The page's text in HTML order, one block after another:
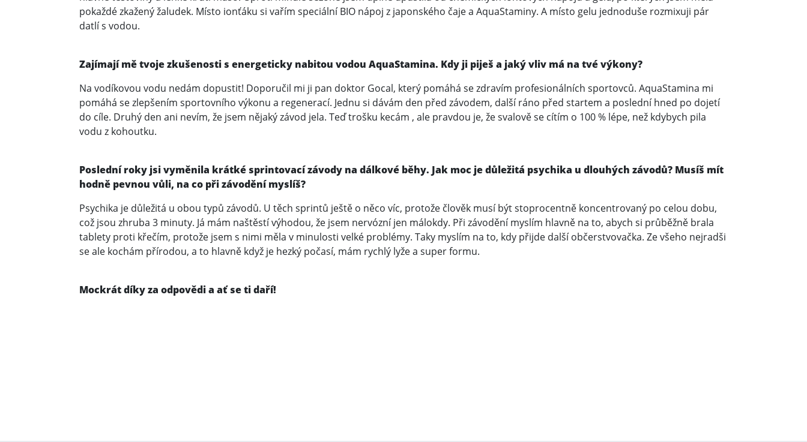
pokaždé zkažený žaludek. Místo ionťáku si vařím speciální BIO nápoj z japonského čaje a AquaStaminy. A místo gelu jednoduše rozmixuji pár
datlí s vodou.
Zajímají mě tvoje zkušenosti s energeticky nabitou vodou AquaStamina. Kdy ji piješ a jaký vliv má na tvé výkony?
Na vodíkovou vodu nedám dopustit! Doporučil mi ji pan doktor Gocal, který pomáhá se zdravím profesionálních sportovců. AquaStamina mi
pomáhá se zlepšením sportovního výkonu a regenerací. Jednu si dávám den před závodem, další ráno před startem a poslední hned po dojetí
do cíle. Druhý den ani nevím, že jsem nějaký závod jela. Teď trošku kecám , ale pravdou je, že svalově se cítím o 100 % lépe, než kdybych pila
vodu z kohoutku.
Poslední roky jsi vyměnila krátké sprintovací závody na dálkové běhy. Jak moc je důležitá psychika u dlouhých závodů? Musíš mít
hodně pevnou vůli, na co při závodění myslíš?
Psychika je důležitá u obou typů závodů. U těch sprintů ještě o něco víc, protože člověk musí být stoprocentně koncentrovaný po celou dobu,
což jsou zhruba 3 minuty. Já mám naštěstí výhodou, že jsem nervózní jen málokdy. Při závodění myslím hlavně na to, abych si průběžně brala
tablety proti křečím, protože jsem s nimi měla v minulosti velké problémy. Taky myslím na to, kdy přijde další občerstvovačka. Ze všeho nejradši
se ale kochám přírodou, a to hlavně když je hezký počasí, mám rychlý lyže a super formu.
Mockrát díky za odpovědi a ať se ti daří!